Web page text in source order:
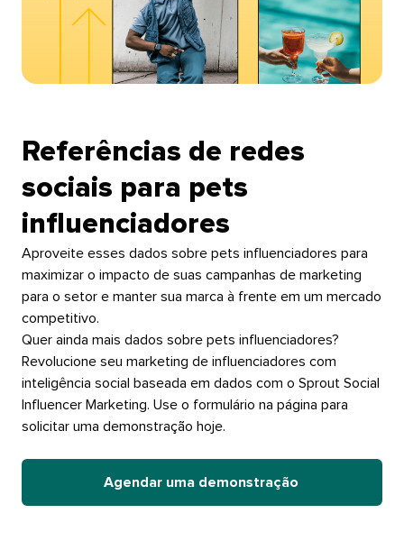
Referências de redes
sociais para pets
influenciadores​​
Aproveite esses dados sobre pets influenciadores para
maximizar o impacto de suas campanhas de marketing
para o setor e manter sua marca à frente em um mercado
competitivo.​​
Quer ainda mais dados sobre pets influenciadores?
Revolucione seu marketing de influenciadores com
inteligência social baseada em dados com o Sprout Social
Influencer Marketing. Use o formulário na página para
solicitar uma demonstração hoje.​​
Agendar uma demonstração​​